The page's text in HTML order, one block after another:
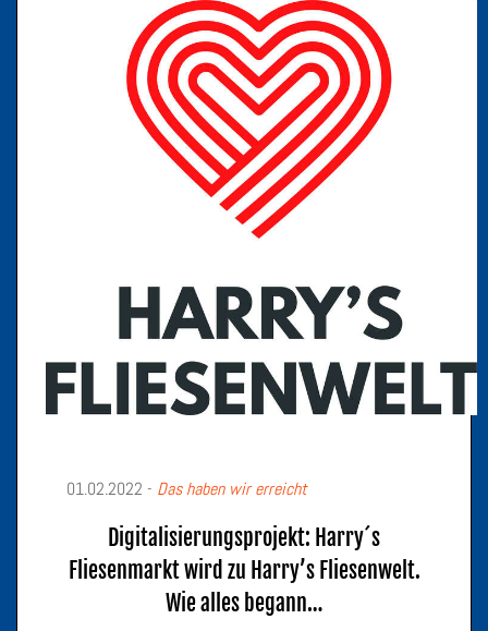
01.02.2022 - Das haben wir erreicht
Digitalisierungsprojekt: Harry´s
Fliesenmarkt wird zu Harry’s Fliesenwelt.
Wie alles begann…